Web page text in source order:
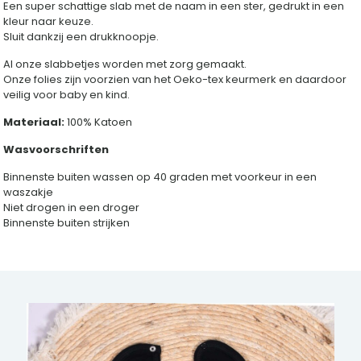
Een super schattige slab met de naam in een ster, gedrukt in een
kleur naar keuze.
Sluit dankzij een drukknoopje.
Al onze slabbetjes worden met zorg gemaakt.
Onze folies zijn voorzien van het Oeko-tex keurmerk en daardoor
veilig voor baby en kind.
Materiaal:100% Katoen
Wasvoorschriften
Binnenste buiten wassen op 40 graden met voorkeur in een
waszakje
Niet drogen in een droger
Binnenste buiten strijken